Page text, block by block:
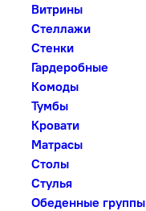
Витрины
Стеллажи
Стенки
Гардеробные
Комоды
Тумбы
Кровати
Матрасы
Столы
Стулья
Обеденные группы